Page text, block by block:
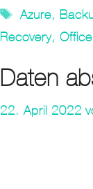
Tags
Azure,
Recovery,
Daten
22. April 2022